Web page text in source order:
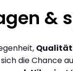
&
Qualität
die Chance